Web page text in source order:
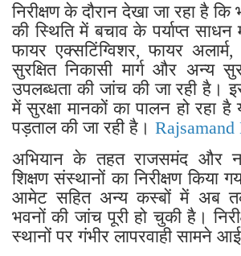
निरीक्षण के दौरान देखा जा रहा है
की स्थिति में बचाव के पर्याप्त साधन
फायर एक्सटिंग्विशर, फायर
सुरक्षित निकासी मार्ग और अन्य
उपलब्धता की जांच की जा रही है।
में सुरक्षा मानकों का पालन हो रहा है
पड़ताल की जा रही है। Rajsamand
अभियान के तहत राजसमंद और
शिक्षण संस्थानों का निरीक्षण किया
आमेट सहित अन्य कस्बों में अब
भवनों की जांच पूरी हो चुकी है।
स्थानों पर गंभीर लापरवाही सामने